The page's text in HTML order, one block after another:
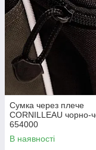
Сумка через плече
CORNILLEAU чорно-
654000
В наявності